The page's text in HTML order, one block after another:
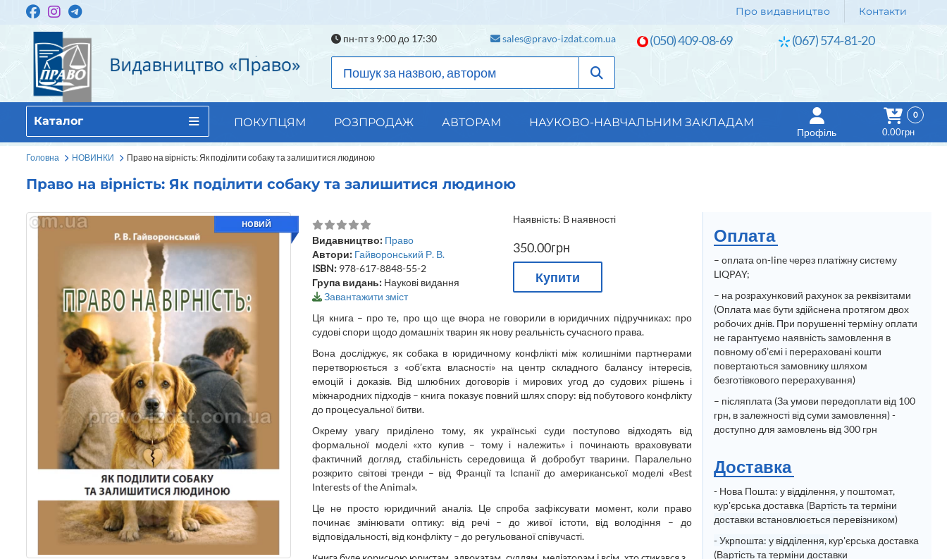
Про видавництво Контакти
пн-пт з 9:00 до 17:30 sales@pravo-izdat.com.ua (050) 409-08-69 (067) 574-81-20
Каталог ПОКУПЦЯМ РОЗПРОДАЖ АВТОРАМ НАУКОВО-НАВЧАЛЬНИМ ЗАКЛАДАМ
Профіль
0
0.00грн
Головна НОВИНКИ Право на вірність: Як поділити собаку та залишитися людиною
Право на вірність: Як поділити собаку та залишитися людиною
НОВИЙ
Видавництво: Право
Автори: Гайворонський Р. В.
ISBN: 978-617-8848-55-2
Група видань: Наукові видання
Завантажити зміст
Наявність: В наявності
350.00грн
Купити
Ця книга – про те, про що ще вчора не говорили в юридичних підручниках: про
судові спори щодо домашніх тварин як нову реальність сучасного права.
Вона досліджує, як собака в юридичному конфлікті між колишніми партнерами
перетворюється з «об’єкта власності» на центр складного балансу інтересів,
емоцій і доказів. Від шлюбних договорів і мирових угод до судових рішень і
міжнародних підходів – книга показує повний шлях спору: від побутового конфлікту
до процесуальної битви.
Окрему увагу приділено тому, як українські суди поступово відходять від
формальної моделі «хто купив – тому і належить» і починають враховувати
фактичний догляд, стабільність середовища й добробут тварини. Паралельно
розкрито світові тренди – від Франції та Іспанії до американської моделі «Best
Interests of the Animal».
Це не просто юридичний аналіз. Це спроба зафіксувати момент, коли право
починає змінювати оптику: від речі – до живої істоти, від володіння – до
відповідальності, від конфлікту – до регульованої співучасті.
Оплата
– оплата on-line через платіжну систему
LIQPAY;
– на розрахунковий рахунок за реквізитами
(Оплата має бути здійснена протягом двох
робочих днів. При порушенні терміну оплати
не гарантуємо наявність замовлення в
повному об’ємі і перераховані кошти
повертаються замовнику шляхом
безготівкового перерахування)
– післяплата (За умови передоплати від 100
грн, в залежності від суми замовлення) -
доступно для замовлень від 300 грн
Доставка
- Нова Пошта: у відділення, у поштомат,
кур'єрська доставка (Вартість та терміни
доставки встановлюється перевізником)
- Укрпошта: у відділення, кур'єрська доставка
(Вартість та терміни доставки